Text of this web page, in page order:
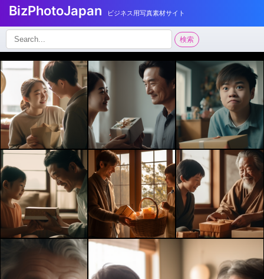
BizPhotoJapan ビジネス用写真素材サイト
検
索:
検索